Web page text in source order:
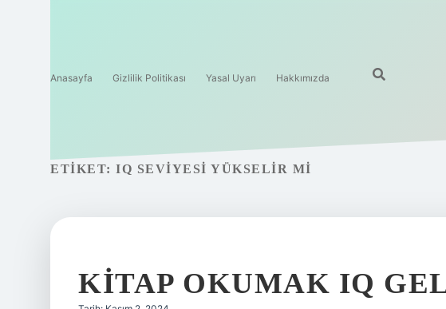
Anasayfa Gizlilik Politikası Yasal Uyarı Hakkımızda
ETIKET: IQ SEVIYESI YÜKSELIR MI
KITAP OKUMAK IQ